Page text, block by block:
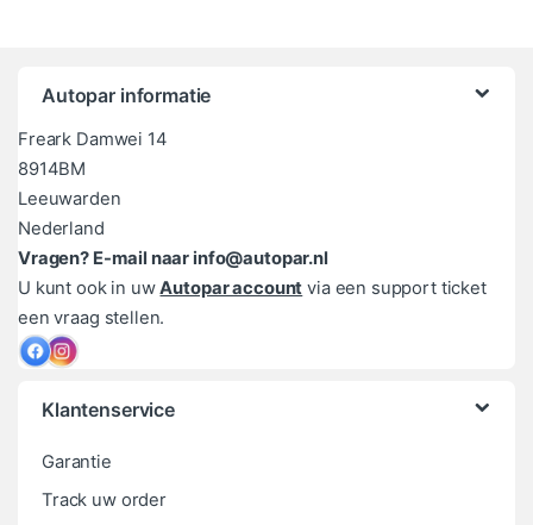
Autopar informatie
Freark Damwei 14
8914BM
Leeuwarden
Nederland
Vragen? E-mail naar info@autopar.nl
U kunt ook in uwAutopar account via een support ticket
een vraag stellen.
Klantenservice
Garantie
Track uw order